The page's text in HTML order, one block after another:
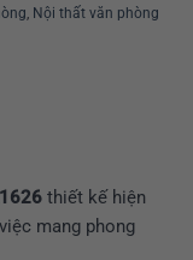
, Nội thất văn phòng
thiết kế hiện
mang phong